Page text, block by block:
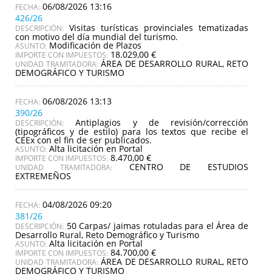
06/08/2026 13:16
426/26
DESCRIPCIÓN: Visitas turísticas provinciales tematizadas
con motivo del día mundial del turismo.
ASUNTO: Modificación de Plazos
IMPORTE CON IMPUESTOS: 18.029,00 €
UNIDAD TRAMITADORA: ÁREA DE DESARROLLO RURAL, RETO
DEMOGRÁFICO Y TURISMO
06/08/2026 13:13
390/26
DESCRIPCIÓN: Antiplagios y de revisión/corrección
(tipográficos y de estilo) para los textos que recibe el
CEEx con el fin de ser publicados.
ASUNTO: Alta licitación en Portal
IMPORTE CON IMPUESTOS: 8.470,00 €
UNIDAD TRAMITADORA: CENTRO DE ESTUDIOS
EXTREMEÑOS
04/08/2026 09:20
381/26
DESCRIPCIÓN: 50 Carpas/ jaimas rotuladas para el Área de
Desarrollo Rural, Reto Demográfico y Turismo
ASUNTO: Alta licitación en Portal
IMPORTE CON IMPUESTOS: 84.700,00 €
UNIDAD TRAMITADORA: ÁREA DE DESARROLLO RURAL, RETO
DEMOGRÁFICO Y TURISMO